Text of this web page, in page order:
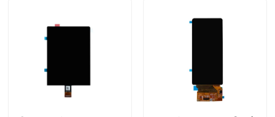
उत्पादों
वीडियो